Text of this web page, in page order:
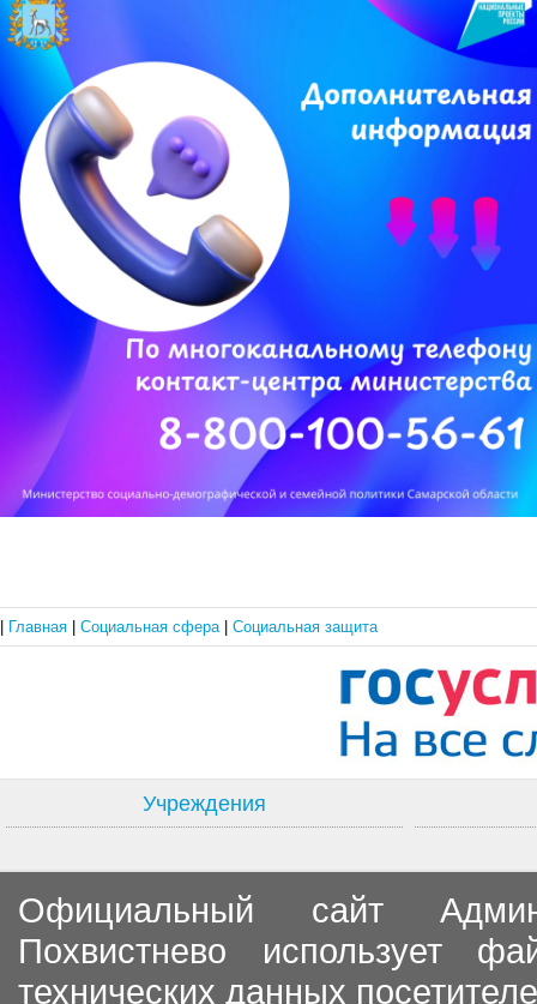
Главная Социальная сфера Социальная защита
Учреждения
Официальный сайт
Похвистнево использует
технических данных